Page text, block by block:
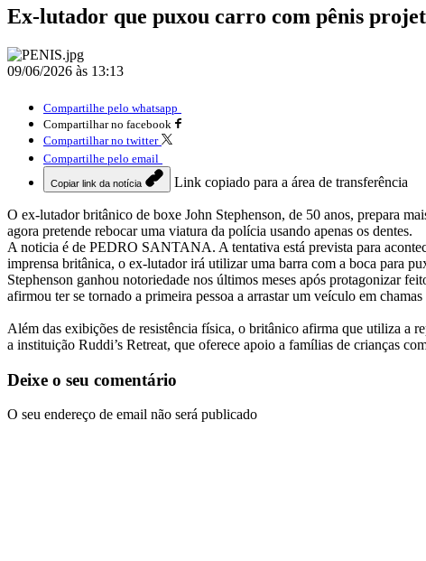
Ex-lutador que puxou carro com pênis
09/06/2026 às 13:13
Compartilhe pelo whatsapp
Compartilhar no facebook
Compartilhar no twitter
Compartilhe pelo email
Copiar link da notícia Link copiado para a área de transferência
O ex-lutador britânico de boxe John Stephenson, de 50 anos, prepara
agora pretende rebocar uma viatura da polícia usando apenas os dentes.
A noticia é de PEDRO SANTANA. A tentativa está prevista para
imprensa britânica, o ex-lutador irá utilizar uma barra com a boca para
Stephenson ganhou notoriedade nos últimos meses após protagonizar
afirmou ter se tornado a primeira pessoa a arrastar um veículo em
Além das exibições de resistência física, o britânico afirma que utiliza a
a instituição Ruddi’s Retreat, que oferece apoio a famílias de crianças
Deixe o seu comentário
O seu endereço de email não será publicado